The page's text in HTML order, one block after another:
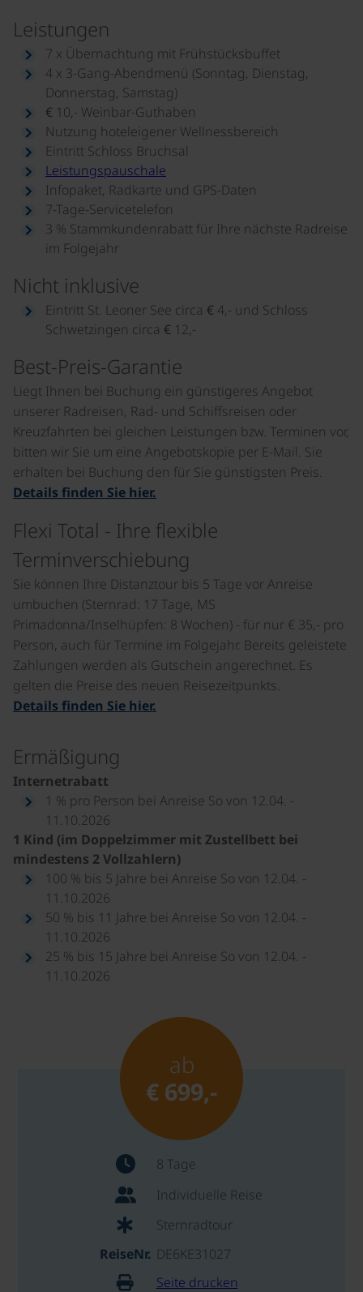
Leistungen
7 x Übernachtung mit Frühstücksbuffet
4 x 3-Gang-Abendmenü (Sonntag, Dienstag,
Donnerstag, Samstag)
€ 10,- Weinbar-Guthaben
Nutzung hoteleigener Wellnessbereich
Eintritt Schloss Bruchsal
Leistungspauschale
Infopaket, Radkarte und GPS-Daten
7-Tage-Servicetelefon
3 % Stammkundenrabatt für Ihre nächste Radreise
im Folgejahr
Nicht inklusive
Eintritt St. Leoner See circa € 4,- und Schloss
Schwetzingen circa € 12,-
Best-Preis-Garantie
Liegt Ihnen bei Buchung ein günstigeres Angebot
unserer Radreisen, Rad- und Schiffsreisen oder
Kreuzfahrten bei gleichen Leistungen bzw. Terminen vor,
bitten wir Sie um eine Angebotskopie per E-Mail. Sie
erhalten bei Buchung den für Sie günstigsten Preis.
Details finden Sie hier.
Flexi Total - Ihre flexible
Terminverschiebung
Sie können Ihre Distanztour bis 5 Tage vor Anreise
umbuchen (Sternrad: 17 Tage, MS
Primadonna/Inselhüpfen: 8 Wochen) - für nur € 35,- pro
Person, auch für Termine im Folgejahr. Bereits geleistete
Zahlungen werden als Gutschein angerechnet. Es
gelten die Preise des neuen Reisezeitpunkts.
Details finden Sie hier.
Ermäßigung
Internetrabatt
1 % pro Person bei Anreise So von 12.04. -
11.10.2026
1 Kind (im Doppelzimmer mit Zustellbett bei
mindestens 2 Vollzahlern)
100 % bis 5 Jahre bei Anreise So von 12.04. -
11.10.2026
50 % bis 11 Jahre bei Anreise So von 12.04. -
11.10.2026
25 % bis 15 Jahre bei Anreise So von 12.04. -
11.10.2026
ab
€ 699,-
8 Tage
Individuelle Reise
Sternradtour
ReiseNr. DE6KE31027
Seite drucken